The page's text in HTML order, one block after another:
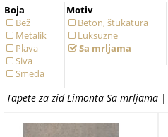
Boja
Bež
Metalik
Plava
Siva
Smeđa
Motiv
Beton, štukatura
Luksuzne
Sa mrljama
Tapete za zid Limonta Sa mrljama |